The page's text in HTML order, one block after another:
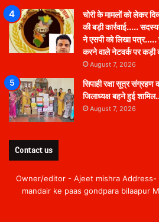
चोरी के मामलों को लेकर
की बड़ी कार्रवाई…..
ने एसपी को लिखा पत्र…..
करने वाले नेटवर्क पर कड़ी
August 7, 2026
सिपाही रक्षा सूत्र संग्रहण
जिलाध्यक्ष बहने हुई
August 7, 2026
Contact us
Owner/editor - Ajeet mishra Address-
mandair ke paas gondpara bilaapur